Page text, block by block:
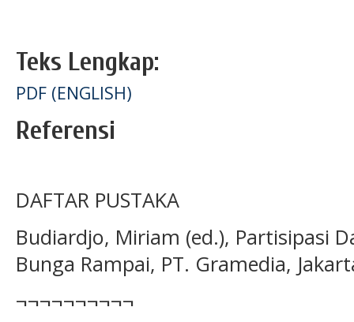
Teks Lengkap:
PDF (ENGLISH)
Referensi
DAFTAR PUSTAKA
Budiardjo, Miriam (ed.), Partisipasi
Bunga Rampai, PT. Gramedia,
¬¬¬¬¬¬¬¬¬¬